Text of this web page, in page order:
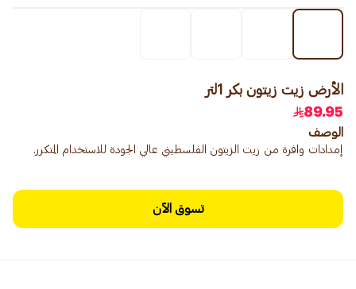
الأرض زيت زيتون بكر 1لتر
89.95
الوصف
إمدادات وافرة من زيت الزيتون الفلسطيني عالي الجودة للاستخدام المتكرر.
تسوق الآن